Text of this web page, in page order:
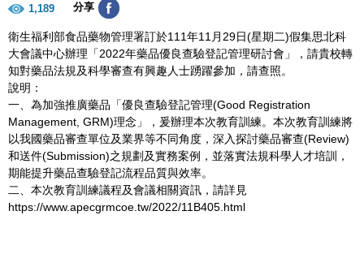
1,189 分享
衛生福利部食品藥物管理署訂於111年11月29日(星期二)假集思北科
大會議中心辦理「2022年藥品優良查驗登記管理研討會」，請貴校轉
知對藥品法規及科學審查有興趣人士踴躍參加，請查照。
說明：
一、為加強推廣藥品「優良查驗登記管理(Good Registration
Management, GRM)理念」，爰辦理本次教育訓練。本次教育訓練將
以我國藥品審查單位及業界等不同角度，深入探討藥品審查(Review)
和送件(Submission)之規劃及實務案例，並落實法規科學人才培訓，
期能提升藥品查驗登記流程品質與效率。
二、本次教育訓練議程及會議相關資訊，請詳見
https://www.apecgrmcoe.tw/2022/11B405.html